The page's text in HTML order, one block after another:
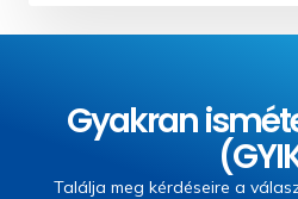
Gyakran
Találja meg kérdéseire a